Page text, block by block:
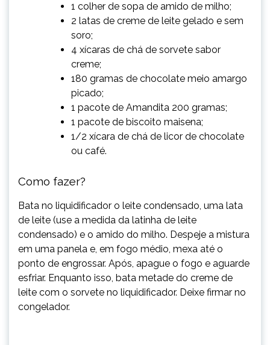
1 colher de sopa de amido de milho;
2 latas de creme de leite gelado e sem
soro;
4 xícaras de chá de sorvete sabor
creme;
180 gramas de chocolate meio amargo
picado;
1 pacote de Amandita 200 gramas;
1 pacote de biscoito maisena;
1/2 xícara de chá de licor de chocolate
ou café.
Como fazer?
Bata no liquidificador o leite condensado, uma lata
de leite (use a medida da latinha de leite
condensado) e o amido do milho. Despeje a mistura
em uma panela e, em fogo médio, mexa até o
ponto de engrossar. Após, apague o fogo e aguarde
esfriar. Enquanto isso, bata metade do creme de
leite com o sorvete no liquidificador. Deixe firmar no
congelador.